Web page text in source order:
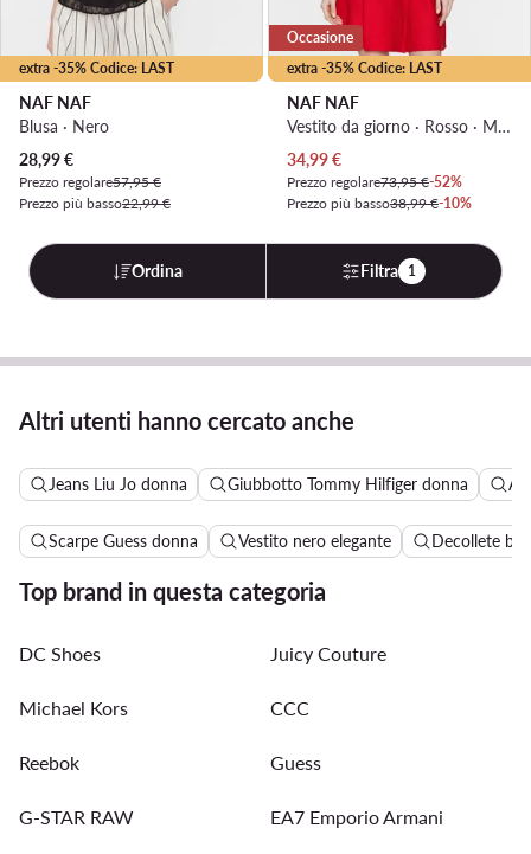
extra -35% Codice: LAST
NAF NAF
Blusa · Nero
Prezzo attuale
28,99€
Prezzo regolare57,95 €
Prezzo più basso22,99 €
extra -35% Codice: LAST
Occasione
NAF NAF
Vestito da giorno · Rosso · Mini
Prezzo attuale
34,99€
Prezzo regolare73,95 €-52%
Prezzo più basso38,99 €-10%
Ordina Filtra 1
Altri utenti hanno cercato anche
Jeans Liu Jo donna Giubbotto Tommy Hilfiger donna
Scarpe Guess donna Vestito nero elegante Decollete
Top brand in questa categoria
DC Shoes Juicy Couture
Michael Kors CCC
Reebok Guess
G-STAR RAW EA7 Emporio Armani